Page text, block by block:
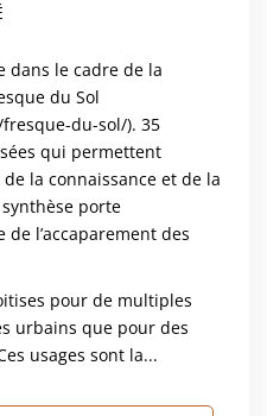
dans le cadre de la
du Sol
du-sol/). 35
qui permettent
la connaissance et de la
porte
l’accaparement des
pour de multiples
urbains que pour des
usages sont la...